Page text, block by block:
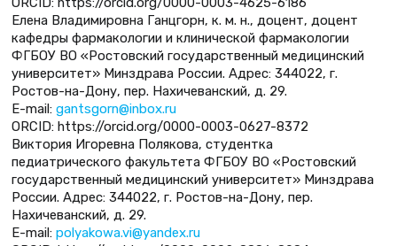
Елена Владимировна Ганцгорн, к. м. н., доцент, доцент
кафедры фармакологии и клинической фармакологии
ФГБОУ ВО «Ростовский государственный медицинский
университет» Минздрава России. Адрес: 344022, г.
Ростов-на-Дону, пер. Нахичеванский, д. 29.
E-mail: gantsgorn@inbox.ru
ORCID: https://orcid.org/0000-0003-0627-8372
Виктория Игоревна Полякова, студентка
педиатрического факультета ФГБОУ ВО «Ростовский
государственный медицинский университет» Минздрава
России. Адрес: 344022, г. Ростов-на-Дону, пер.
Нахичеванский, д. 29.
E-mail: polyakowa.vi@yandex.ru